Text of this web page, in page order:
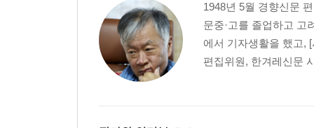
1948년 5월 경향신문
문중·고를 졸업하고 고
에서 기자생활을 했고,
편집위원, 한겨레신문